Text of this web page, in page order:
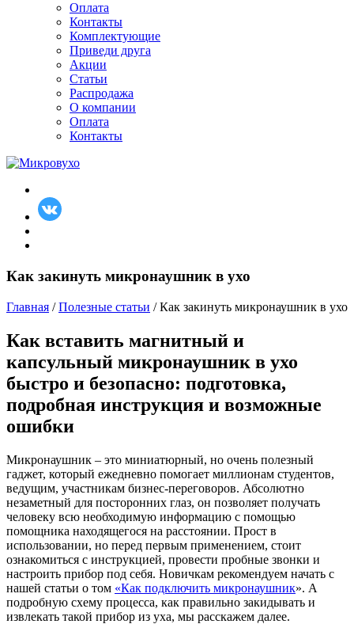
Оплата
Контакты
Комплектующие
Приведи друга
Акции
Статьи
Распродажа
О компании
Оплата
Контакты
Как закинуть микронаушник в ухо
Главная /Полезные статьи / Как закинуть микронаушник в ухо
Как вставить магнитный и
капсульный микронаушник в ухо
быстро и безопасно: подготовка,
подробная инструкция и возможные
ошибки
Микронаушник – это миниатюрный, но очень полезный
гаджет, который ежедневно помогает миллионам студентов,
ведущим, участникам бизнес-переговоров. Абсолютно
незаметный для посторонних глаз, он позволяет получать
человеку всю необходимую информацию с помощью
помощника находящегося на расстоянии. Прост в
использовании, но перед первым применением, стоит
ознакомиться с инструкцией, провести пробные звонки и
настроить прибор под себя. Новичкам рекомендуем начать с
нашей статьи о том «Как подключить микронаушник». А
подробную схему процесса, как правильно закидывать и
извлекать такой прибор из уха, мы расскажем далее.